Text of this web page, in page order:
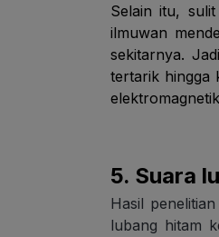
Selain itu,
ilmuwan
sekitarnya.
tertarik hingga
5. Suara
Hasil
lubang hitam